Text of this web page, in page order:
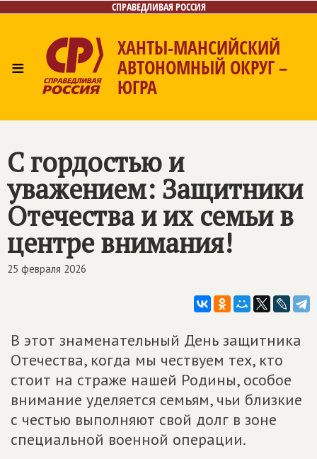
СПРАВЕДЛИВАЯ РОССИЯ
≡
ХАНТЫ-МАНСИЙСКИЙ
АВТОНОМНЫЙ ОКРУГ –
ЮГРА
С гордостью и
уважением: Защитники
Отечества и их семьи в
центре внимания!
25 февраля 2026
В этот знаменательный День защитника
Отечества, когда мы чествуем тех, кто
стоит на страже нашей Родины, особое
внимание уделяется семьям, чьи близкие
с честью выполняют свой долг в зоне
специальной военной операции.